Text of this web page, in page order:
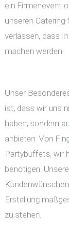
ein Firmenevent
unseren
verlassen, dass
machen werden.
Unser
ist, dass wir uns
haben, sondern
anbieten. Von
Partybuffets, wir
benötigen.
Erstellung
zu stehen.